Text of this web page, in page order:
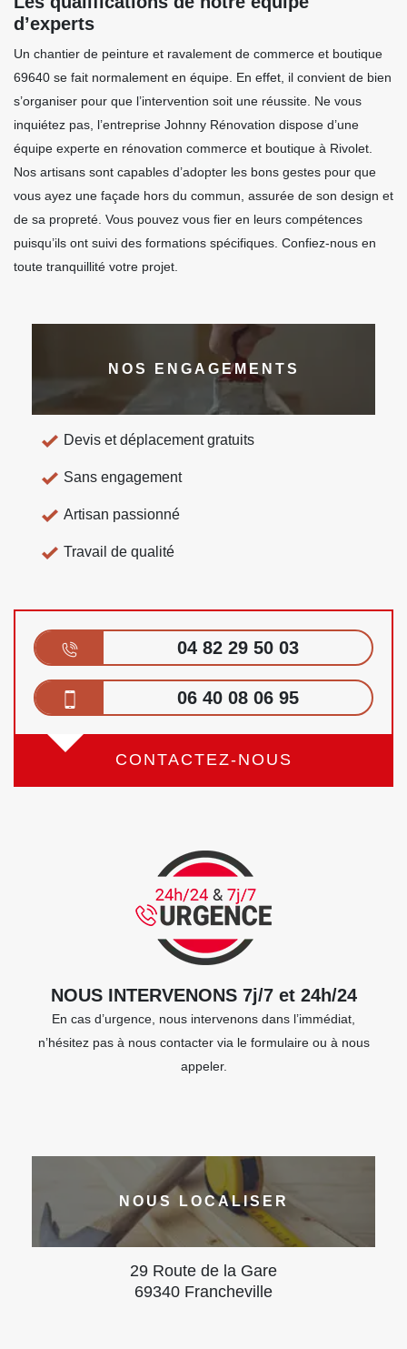
d’experts
Un chantier de peinture et ravalement de commerce et boutique
69640 se fait normalement en équipe. En effet, il convient de bien
s’organiser pour que l’intervention soit une réussite. Ne vous
inquiétez pas, l’entreprise Johnny Rénovation dispose d’une
équipe experte en rénovation commerce et boutique à Rivolet.
Nos artisans sont capables d’adopter les bons gestes pour que
vous ayez une façade hors du commun, assurée de son design et
de sa propreté. Vous pouvez vous fier en leurs compétences
puisqu’ils ont suivi des formations spécifiques. Confiez-nous en
toute tranquillité votre projet.
NOS ENGAGEMENTS
Devis et déplacement gratuits
Sans engagement
Artisan passionné
Travail de qualité
04 82 29 50 03
06 40 08 06 95
CONTACTEZ-NOUS
NOUS INTERVENONS 7j/7 et 24h/24
En cas d’urgence, nous intervenons dans l’immédiat,
n’hésitez pas à nous contacter via le formulaire ou à nous
appeler.
NOUS LOCALISER
29 Route de la Gare
69340 Francheville